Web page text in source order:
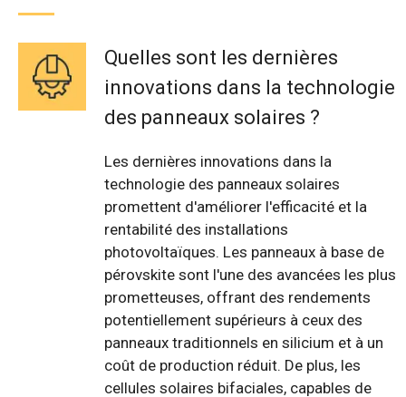
Quelles sont les dernières
innovations dans la technologie
des panneaux solaires ?
Les dernières innovations dans la
technologie des panneaux solaires
promettent d'améliorer l'efficacité et la
rentabilité des installations
photovoltaïques. Les panneaux à base de
pérovskite sont l'une des avancées les plus
prometteuses, offrant des rendements
potentiellement supérieurs à ceux des
panneaux traditionnels en silicium et à un
coût de production réduit. De plus, les
cellules solaires bifaciales, capables de